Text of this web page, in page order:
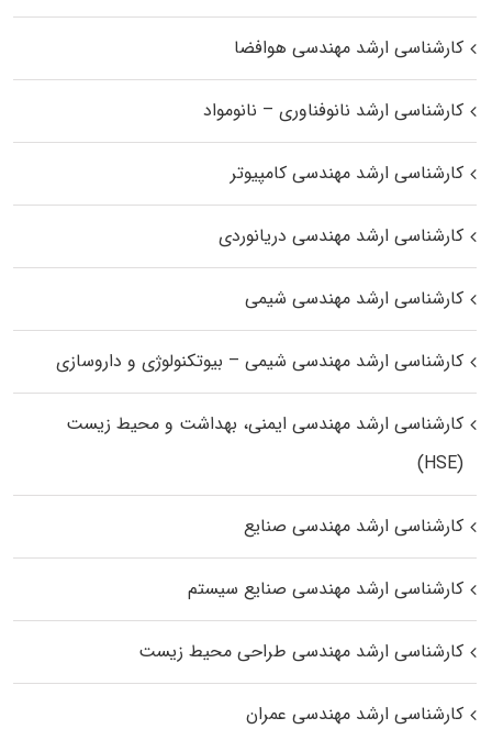
کارشناسی ارشد مهندسی هوافضا
کارشناسی ارشد نانوفناوری – نانومواد
کارشناسی ارشد مهندسی کامپیوتر
کارشناسی ارشد مهندسی دریانوردی
کارشناسی ارشد مهندسی شیمی
کارشناسی ارشد مهندسی شیمی – بیوتکنولوژی و داروسازی
کارشناسی ارشد مهندسی ایمنی، بهداشت و محیط زیست
(HSE)
کارشناسی ارشد مهندسی صنایع
کارشناسی ارشد مهندسی صنایع سیستم
کارشناسی ارشد مهندسی طراحی محیط زیست
کارشناسی ارشد مهندسی عمران